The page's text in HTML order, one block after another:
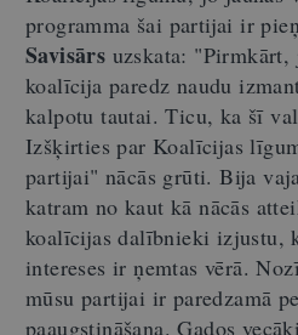
programma šai partijai ir
Savisārs uzskata: "Pirmkārt,
koalīcija paredz naudu
kalpotu tautai. Ticu, ka šī
Izšķirties par Koalīcijas
partijai" nācās grūti. Bija
katram no kaut kā nācās
koalīcijas dalībnieki izjustu,
intereses ir ņemtas vērā.
mūsu partijai ir paredzamā
paaugstināšana. Gados